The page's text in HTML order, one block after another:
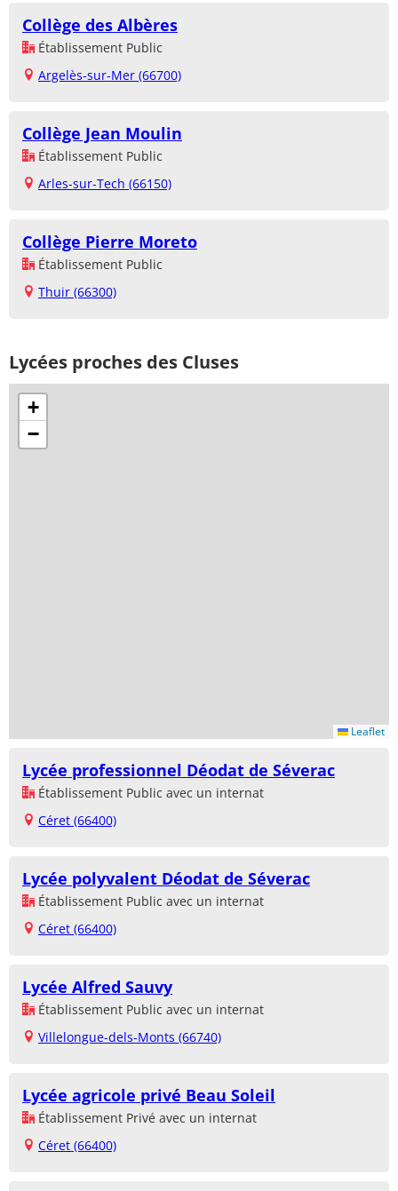
Collège des Albères
Établissement Public
Argelès-sur-Mer (66700)
Collège Jean Moulin
Établissement Public
Arles-sur-Tech (66150)
Collège Pierre Moreto
Établissement Public
Thuir (66300)
Lycées proches des Cluses
+
−
Leaflet
Lycée professionnel Déodat de Séverac
Établissement Public avec un internat
Céret (66400)
Lycée polyvalent Déodat de Séverac
Établissement Public avec un internat
Céret (66400)
Lycée Alfred Sauvy
Établissement Public avec un internat
Villelongue-dels-Monts (66740)
Lycée agricole privé Beau Soleil
Établissement Privé avec un internat
Céret (66400)